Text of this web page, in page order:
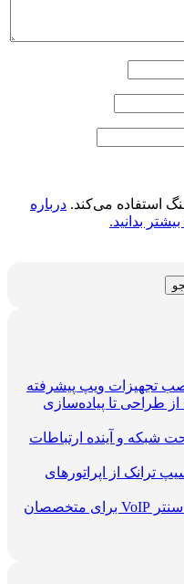
استفاده می‌کند. درباره
بدانید.
طراحی تا پیاده‌سازی
شبکه و آینده ارتباطات
ترانک از اپراتورهای
راهنمای فنی راه اندازی کال سنتر VoIP برای متخصصان